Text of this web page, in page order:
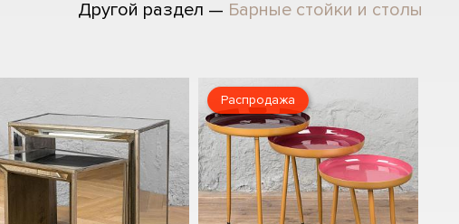
Другой раздел — Барные стойки и столы
Распродажа